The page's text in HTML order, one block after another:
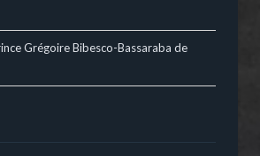
Grégoire Bibesco-Bassaraba de